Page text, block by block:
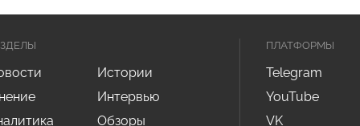
Истории
Интервью
Обзоры
ПЛАТФОРМЫ
Telegram
YouTube
VK